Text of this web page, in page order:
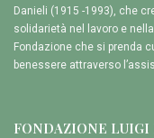
Danieli (1915 -1993), che
solidarietà nel lavoro e
Fondazione che si prenda
benessere attraverso
FONDAZIONE